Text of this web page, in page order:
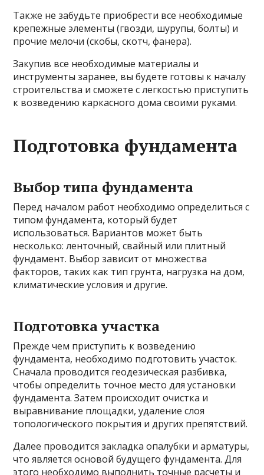
Также не забудьте приобрести все необходимые
крепежные элементы (гвозди, шурупы, болты) и
прочие мелочи (скобы, скотч, фанера).
Закупив все необходимые материалы и
инструменты заранее, вы будете готовы к началу
строительства и сможете с легкостью приступить
к возведению каркасного дома своими руками.
Подготовка фундамента
Выбор типа фундамента
Перед началом работ необходимо определиться с
типом фундамента, который будет
использоваться. Вариантов может быть
несколько: ленточный, свайный или плитный
фундамент. Выбор зависит от множества
факторов, таких как тип грунта, нагрузка на дом,
климатические условия и другие.
Подготовка участка
Прежде чем приступить к возведению
фундамента, необходимо подготовить участок.
Сначала проводится геодезическая разбивка,
чтобы определить точное место для установки
фундамента. Затем происходит очистка и
выравнивание площадки, удаление слоя
топологического покрытия и других препятствий.
Далее проводится закладка опалубки и арматуры,
что является основой будущего фундамента. Для
этого необходимо выполнить точные расчеты и